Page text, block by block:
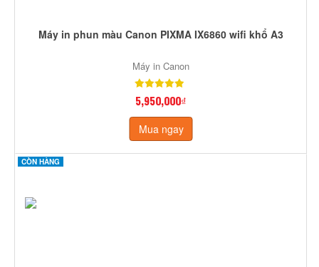
Máy in phun màu Canon PIXMA IX6860 wifi khổ A3
Máy in Canon
5,950,000₫
Mua ngay
CÒN HÀNG